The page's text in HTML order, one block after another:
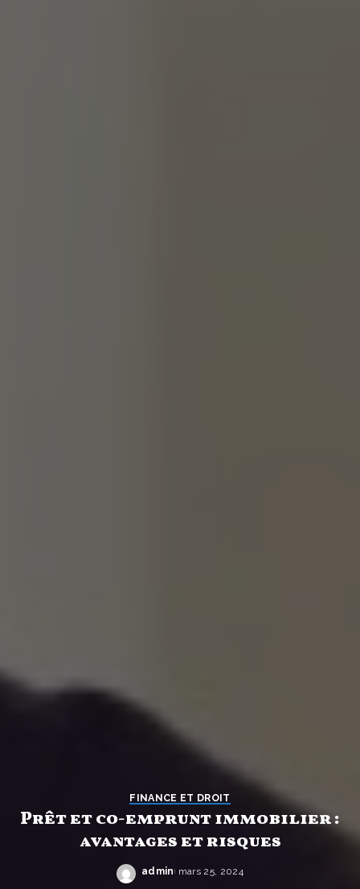
FINANCE ET DROIT
Prêt et co-emprunt immobilier :
avantages et risques
Posted
admin mars 25, 2024